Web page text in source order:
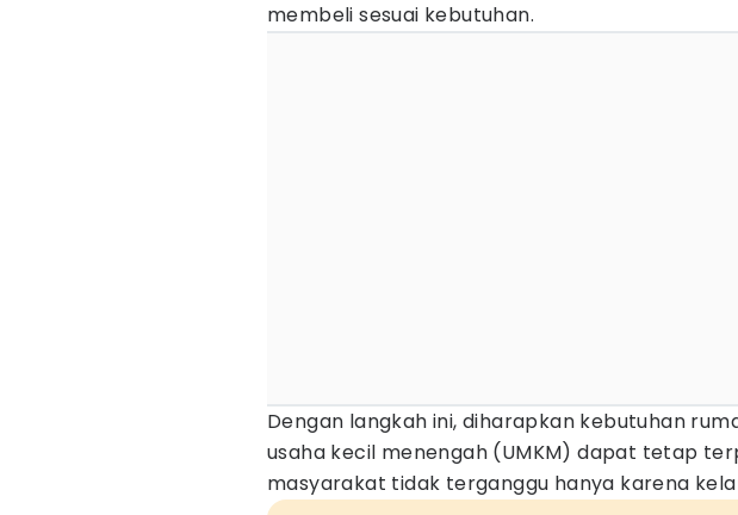
membeli sesuai kebutuhan.
Dengan langkah ini, diharapkan kebutuhan
usaha kecil menengah (UMKM) dapat tetap
masyarakat tidak terganggu hanya karena